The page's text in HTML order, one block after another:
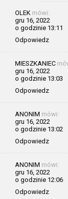
OLEK mówi:
gru 16, 2022
o godzinie 13:11
Odpowiedz
MIESZKANIEC
gru 16, 2022
o godzinie 13:03
Odpowiedz
ANONIM mówi:
gru 16, 2022
o godzinie 13:02
Odpowiedz
ANONIM mówi:
gru 16, 2022
o godzinie 12:06
Odpowiedz